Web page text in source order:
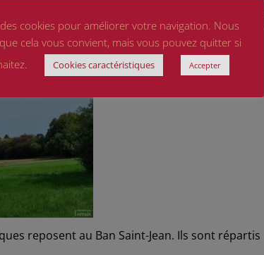
pour les Ukrainiens. « II l’est
des pays de l’Est aujourd’hui. Quant à
âme. »
reposent au Ban Saint-Jean. Ils sont répartis
cookies pour améliorer votre navigation. Nous
cela vous convient, mais vous pouvez quitter si
Cookies caractéristiques Accepter